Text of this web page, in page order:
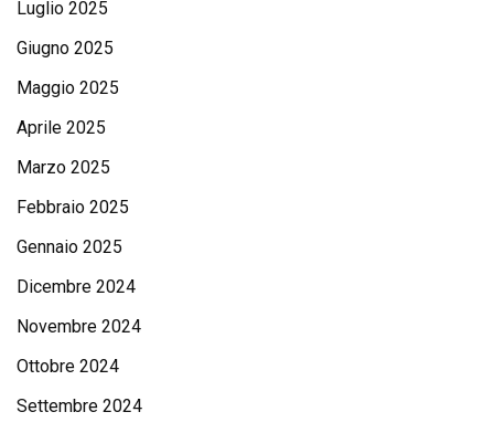
Luglio 2025
Giugno 2025
Maggio 2025
Aprile 2025
Marzo 2025
Febbraio 2025
Gennaio 2025
Dicembre 2024
Novembre 2024
Ottobre 2024
Settembre 2024